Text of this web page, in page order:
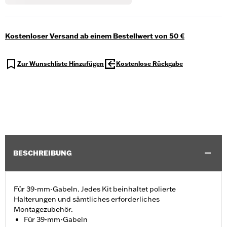
Kostenloser Versand ab einem Bestellwert von 50 €
Zur Wunschliste Hinzufügen Kostenlose Rückgabe
BESCHREIBUNG
Für 39-mm-Gabeln. Jedes Kit beinhaltet polierte
Halterungen und sämtliches erforderliches
Montagezubehör.
Für 39-mm-Gabeln